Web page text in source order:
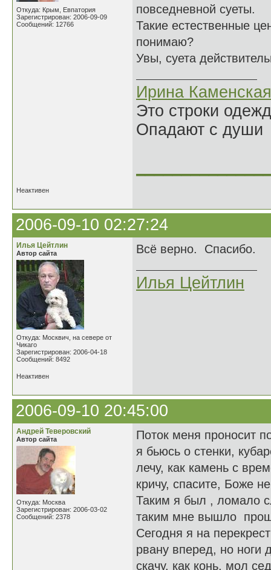
Откуда: Крым, Евпатория
Зарегистрирован: 2006-09-09
Сообщений: 12766
повседневной суеты.
Такие естественные
понимаю?
Увы, суета
Ирина Каменская
Это строки
Опадают с души
Неактивен
2006-09-10 02:27:24
Илья Цейтлин
Автор сайта
Откуда: Москвич, на севере от
Чикаго
Зарегистрирован: 2006-04-18
Сообщений: 8492
Всё верно. Спасибо.
Илья Цейтлин
Неактивен
2006-09-10 20:45:00
Андрей Теверовский
Автор сайта
Откуда: Москва
Зарегистрирован: 2006-03-02
Сообщений: 2378
Поток меня проносит
я бьюсь о стенки,
лечу, как камень с
кричу, спасите, Боже
Таким я был , ломало
таким мне вышло
Сегодня я на
рвану вперед, но ноги
скачу, как конь, мол